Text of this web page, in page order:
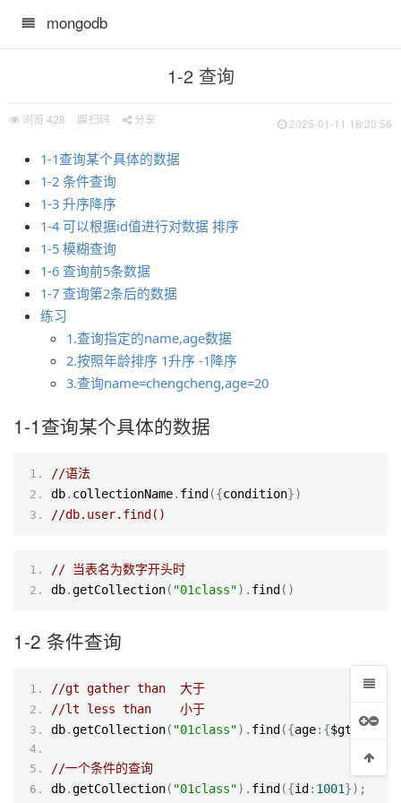
mongodb
1-2 查询
浏览 428 扫码 分享 2025-01-11 18:30:56
1-1查询某个具体的数据
1-2 条件查询
1-3 升序降序
1-4 可以根据id值进行对数据 排序
1-5 模糊查询
1-6 查询前5条数据
1-7 查询第2条后的数据
练习
1.查询指定的name,age数据
2.按照年龄排序 1升序 -1降序
3.查询name=chengcheng,age=20
1-1查询某个具体的数据
//语法
db. collectionName. find ({condition})
//db.user.find()
// 当表名为数字开头时
db.getCollection( "01class"). find ()
1-2 条件查询
//gt gather than  大于
//lt less than    小于
db.getCollection( "01class"). find ({age:{$gt 18}})
//一个条件的查询
db.getCollection( "01class"). find ({id : 1001});